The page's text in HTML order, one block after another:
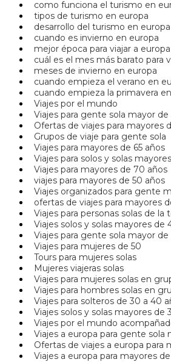
como funciona el turismo en
tipos de turismo en europa
desarrollo del turismo en europa
cuando es invierno en europa
mejor época para viajar a europa
cuál es el mes más barato para
meses de invierno en europa
cuando empieza el verano en
cuando empieza la primavera
Viajes por el mundo
Viajes para gente sola mayor de
Ofertas de viajes para mayores
Grupos de viaje para gente sola
Viajes para mayores de 65 años
Viajes para solos y solas
Viajes para mayores de 70 años
viajes para mayores de 50 años
Viajes organizados para gente
ofertas de viajes para mayores
Viajes para personas solas de la
Viajes solos y solas mayores de
Viajes para gente sola mayor de
Viajes para mujeres de 50
Tours para mujeres solas
Mujeres viajeras solas
Viajes para mujeres solas en
Viajes para hombres solas en
Viajes para solteros de 30 a 40
Viajes solos y solas mayores de
Viajes por el mundo
Viajes a europa para gente sola
Ofertas de viajes a europa para
Viajes a europa para mayores